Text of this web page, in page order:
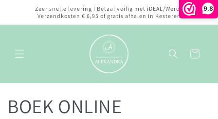
9,8
naar de
content
Zeer snelle levering I Betaal veilig met iDEAL/Wero I
Verzendkosten € 6,95 of gratis afhalen in Kesteren
Winkelwagen
BOEK ONLINE